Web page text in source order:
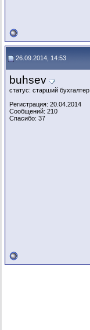
26.09.2014, 14:53
buhsev
статус: старший бухгалтер
Регистрация: 20.04.2014
Сообщений: 210
Спасибо: 37